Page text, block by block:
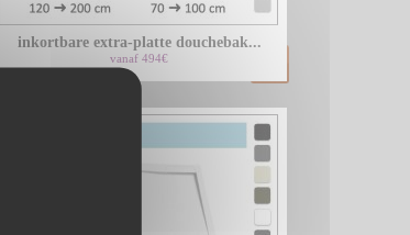
inkortbare extra-platte douchebak...
vanaf 494€